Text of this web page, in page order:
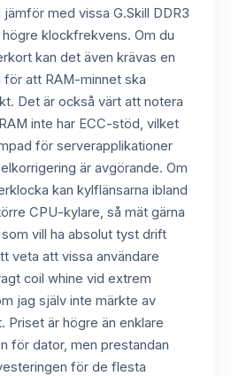
med vissa G.Skill DDR3
klockfrekvens. Om du
kan det även krävas en
för att RAM-minnet ska
Det är också värt att notera
inte har ECC-stöd, vilket
för serverapplikationer
är avgörande. Om
kan kylflänsarna ibland
CPU-kylare, så mät gärna
vill ha absolut tyst drift
veta att vissa användare
coil whine vid extrem
jag själv inte märkte av
Priset är högre än enklare
för dator, men prestandan
för de flesta